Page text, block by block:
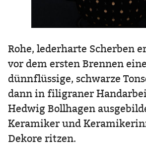
Rohe, lederharte Scherben
vor dem ersten Brennen eine
dünnflüssige, schwarze
dann in filigraner
Hedwig Bollhagen
Keramiker und
Dekore ritzen.